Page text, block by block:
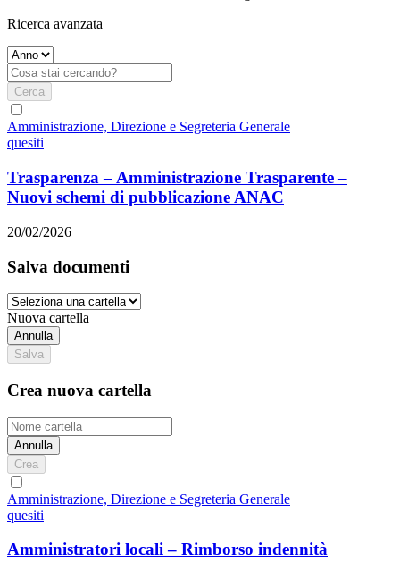
Ricerca avanzata
Cerca
Amministrazione, Direzione e Segreteria Generale
quesiti
Trasparenza – Amministrazione Trasparente –
Nuovi schemi di pubblicazione ANAC
20/02/2026
Salva documenti
Nuova cartella
Annulla
Salva
Crea nuova cartella
Annulla
Crea
Amministrazione, Direzione e Segreteria Generale
quesiti
Amministratori locali – Rimborso indennità